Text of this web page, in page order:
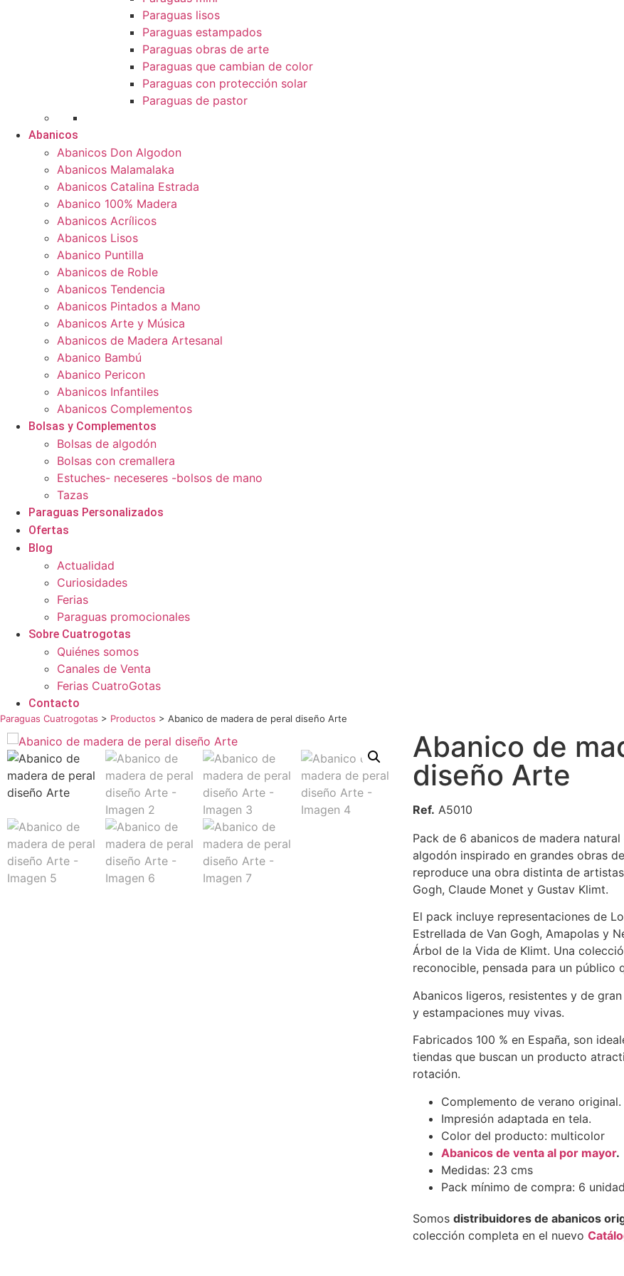
Paraguas lisos
Paraguas estampados
Paraguas obras de arte
Paraguas que cambian de color
Paraguas con protección solar
Paraguas de pastor
Abanicos
Abanicos Don Algodon
Abanicos Malamalaka
Abanicos Catalina Estrada
Abanico 100% Madera
Abanicos Acrílicos
Abanicos Lisos
Abanico Puntilla
Abanicos de Roble
Abanicos Tendencia
Abanicos Pintados a Mano
Abanicos Arte y Música
Abanicos de Madera Artesanal
Abanico Bambú
Abanico Pericon
Abanicos Infantiles
Abanicos Complementos
Bolsas y Complementos
Bolsas de algodón
Bolsas con cremallera
Estuches- neceseres -bolsos de mano
Tazas
Paraguas Personalizados
Ofertas
Blog
Actualidad
Curiosidades
Ferias
Paraguas promocionales
Sobre Cuatrogotas
Quiénes somos
Canales de Venta
Ferias CuatroGotas
Contacto
Paraguas Cuatrogotas > Productos > Abanico de madera de peral diseño Arte
Abanico de
diseño Arte
Ref. A5010
Pack de 6 abanicos de madera
algodón inspirado en grandes obras
reproduce una obra distinta de
Gogh, Claude Monet y Gustav Klimt.
El pack incluye representaciones de
Estrellada de Van Gogh, Amapolas y
Árbol de la Vida de Klimt. Una
reconocible, pensada para un público
Abanicos ligeros, resistentes y de
y estampaciones muy vivas.
Fabricados 100 % en España, son
tiendas que buscan un producto
rotación.
Complemento de verano original.
Impresión adaptada en tela.
Color del producto: multicolor
Abanicos de venta al por mayor.
Medidas: 23 cms
Pack mínimo de compra: 6
Somos distribuidores de abanicos
colección completa en el nuevo